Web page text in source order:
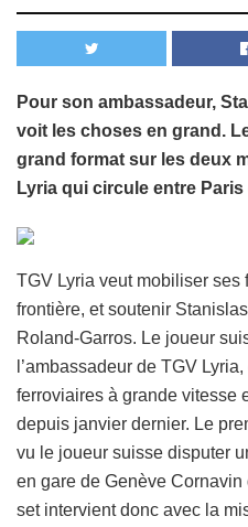
Pour son ambassadeur,
voit les choses en grand.
grand format sur les deux
Lyria qui circule entre Paris
TGV Lyria veut mobiliser ses
frontière, et soutenir
Roland-Garros. Le joueur
l’ambassadeur de TGV
ferroviaires à grande vitesse
depuis janvier dernier. Le
vu le joueur suisse disputer
en gare de Genève
set intervient donc avec la